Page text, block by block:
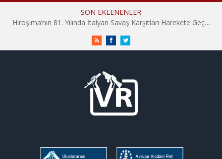
SON EKLENENLER
Hiroşima’nın 81. Yılında İtalyan Savaş Karşıtları Harekete Geçti: “Hatırlamak yeterli değil”
RSS FacebookTwitter